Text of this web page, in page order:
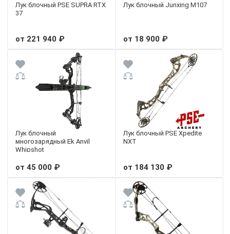
Лук блочный PSE SUPRA RTX
37
от 221 940 ₽
Лук блочный Junxing M107
от 18 900 ₽
Лук блочный
многозарядный Ek Anvil
Whipshot
от 45 000 ₽
Лук блочный PSE Xpedite
NXT
от 184 130 ₽